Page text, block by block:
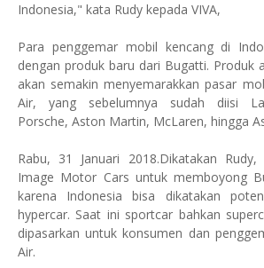
Indonesia," kata Rudy kepada VIVA,
Para penggemar mobil kencang di
dengan produk baru dari Bugatti. Produk
akan semakin menyemarakkan pasar
Air, yang sebelumnya sudah diisi
Porsche, Aston Martin, McLaren, hingga
Rabu, 31 Januari 2018.Dikatakan
Image Motor Cars untuk memboyong
karena Indonesia bisa dikatakan
hypercar. Saat ini sportcar bahkan
dipasarkan untuk konsumen dan
Air.